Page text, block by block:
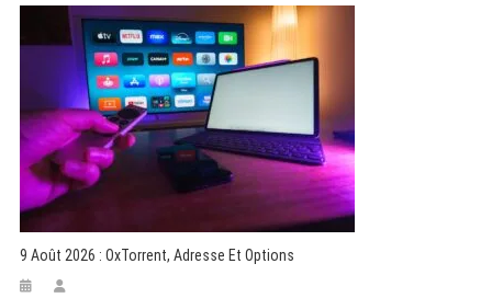
9 Août 2026 : OxTorrent, Adresse Et Options